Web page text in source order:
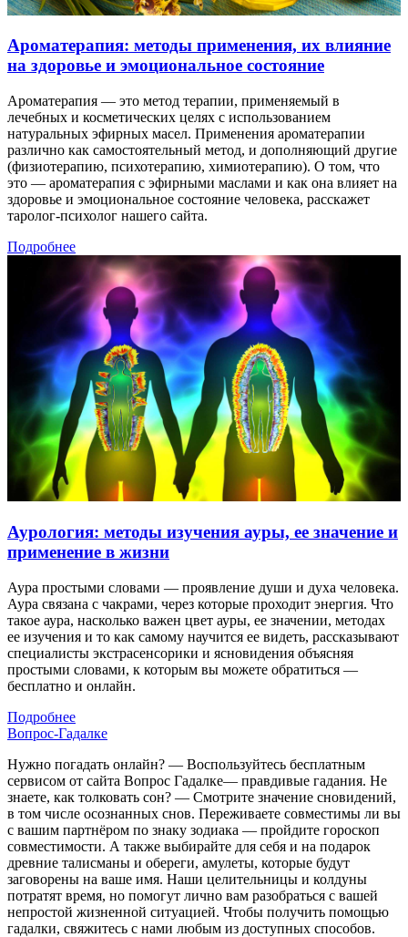
Ароматерапия: методы применения, их влияние
на здоровье и эмоциональное состояние
Ароматерапия — это метод терапии, применяемый в
лечебных и косметических целях с использованием
натуральных эфирных масел. Применения ароматерапии
различно как самостоятельный метод, и дополняющий другие
(физиотерапию, психотерапию, химиотерапию). О том, что
это — ароматерапия с эфирными маслами и как она влияет на
здоровье и эмоциональное состояние человека, расскажет
таролог-психолог нашего сайта.
Подробнее
Аурология: методы изучения ауры, ее значение и
применение в жизни
Аура простыми словами — проявление души и духа человека.
Аура связана с чакрами, через которые проходит энергия. Что
такое аура, насколько важен цвет ауры, ее значении, методах
ее изучения и то как самому научится ее видеть, рассказывают
специалисты экстрасенсорики и ясновидения объясняя
простыми словами, к которым вы можете обратиться —
бесплатно и онлайн.
Подробнее
Вопрос-Гадалке
Нужно погадать онлайн? — Воспользуйтесь бесплатным
сервисом от сайта Вопрос Гадалке— правдивые гадания. Не
знаете, как толковать сон? — Смотрите значение сновидений,
в том числе осознанных снов. Переживаете совместимы ли вы
с вашим партнёром по знаку зодиака — пройдите гороскоп
совместимости. А также выбирайте для себя и на подарок
древние талисманы и обереги, амулеты, которые будут
заговорены на ваше имя. Наши целительницы и колдуны
потратят время, но помогут лично вам разобраться с вашей
непростой жизненной ситуацией. Чтобы получить помощью
гадалки, свяжитесь с нами любым из доступных способов.